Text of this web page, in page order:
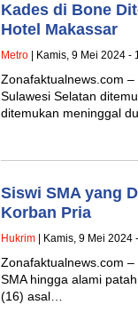
Kades di Bone
Hotel Makassar
Metro | Kamis, 9 Mei 2024 -
Zonafaktualnews.com
Sulawesi Selatan
ditemukan meninggal
Siswi SMA yang
Korban Pria
Hukrim | Kamis, 9 Mei 2024
Zonafaktualnews.com
SMA hingga alami
(16) asal…